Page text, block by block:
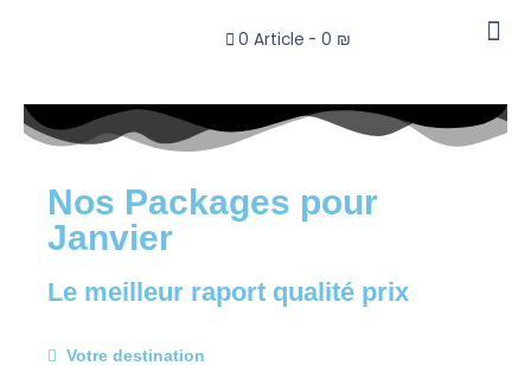
0 Article 0 ₪
Nos Packages pour
Janvier
Le meilleur raport qualité prix
Votre destination